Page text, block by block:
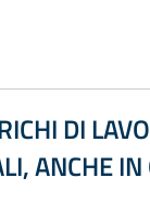
DI
ANCHE